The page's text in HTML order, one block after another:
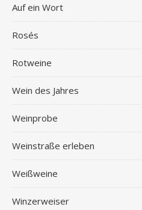
Auf ein Wort
Rosés
Rotweine
Wein des Jahres
Weinprobe
Weinstraße erleben
Weißweine
Winzerweiser